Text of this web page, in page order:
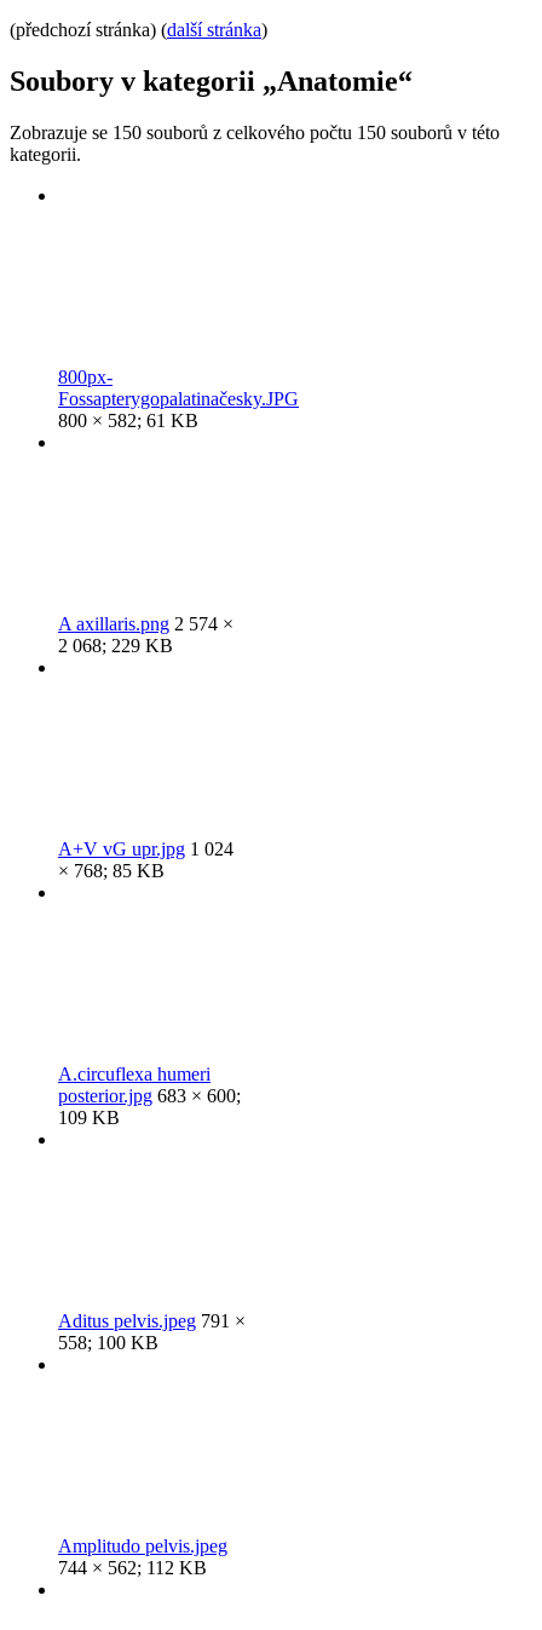
(předchozí stránka) (další stránka)
Soubory v kategorii „Anatomie“
Zobrazuje se 150 souborů z celkového počtu 150 souborů v této
kategorii.
800px-
Fossapterygopalatinačesky.JPG
800 × 582; 61 KB
A axillaris.png 2 574 ×
2 068; 229 KB
A+V vG upr.jpg 1 024
× 768; 85 KB
A.circuflexa humeri
posterior.jpg 683 × 600;
109 KB
Aditus pelvis.jpeg 791 ×
558; 100 KB
Amplitudo pelvis.jpeg
744 × 562; 112 KB